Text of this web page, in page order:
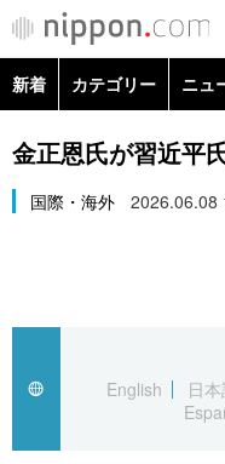
新着 カテゴリー ニュ
政治・外交
経済・ビジネス
社会
文化
科学・技術
金正恩氏が習近平
国際・海外 2026.06.08
English
日